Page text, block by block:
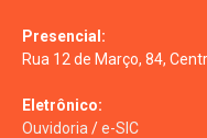
Presencial:
Rua 12 de Março, 84,
Eletrônico:
Ouvidoria /e-SIC